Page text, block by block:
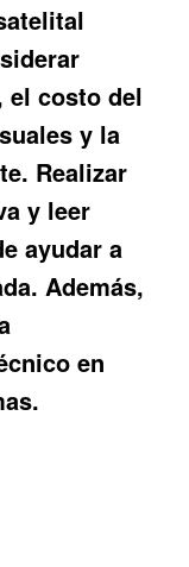
el costo del
y la
Realizar
y leer
ayudar a
Además,
en